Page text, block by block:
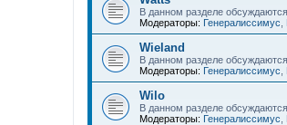
В данном разделе
Модераторы: Генералиссимус
Wieland
В данном разделе
Модераторы: Генералиссимус
Wilo
В данном разделе
Модераторы: Генералиссимус